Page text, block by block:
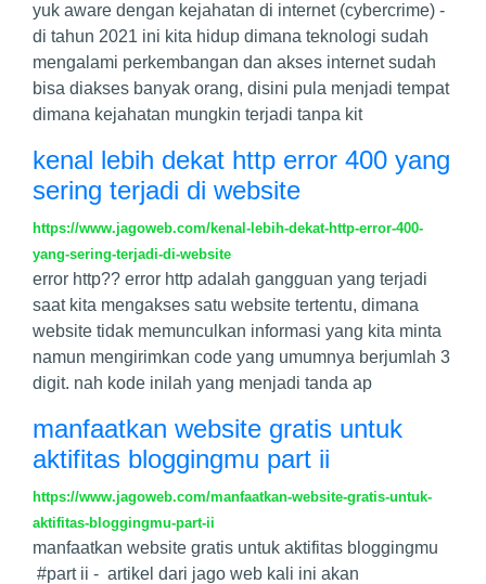
yuk aware dengan kejahatan di internet (cybercrime) -
di tahun 2021 ini kita hidup dimana teknologi sudah
mengalami perkembangan dan akses internet sudah
bisa diakses banyak orang, disini pula menjadi tempat
dimana kejahatan mungkin terjadi tanpa kit
kenal lebih dekat http error 400 yang
sering terjadi di website
https://www.jagoweb.com/kenal-lebih-dekat-http-error-400-
yang-sering-terjadi-di-website
error http?? error http adalah gangguan yang terjadi
saat kita mengakses satu website tertentu, dimana
website tidak memunculkan informasi yang kita minta
namun mengirimkan code yang umumnya berjumlah 3
digit. nah kode inilah yang menjadi tanda ap
manfaatkan website gratis untuk
aktifitas bloggingmu part ii
https://www.jagoweb.com/manfaatkan-website-gratis-untuk-
aktifitas-bloggingmu-part-ii
manfaatkan website gratis untuk aktifitas bloggingmu
#part ii - artikel dari jago web kali ini akan